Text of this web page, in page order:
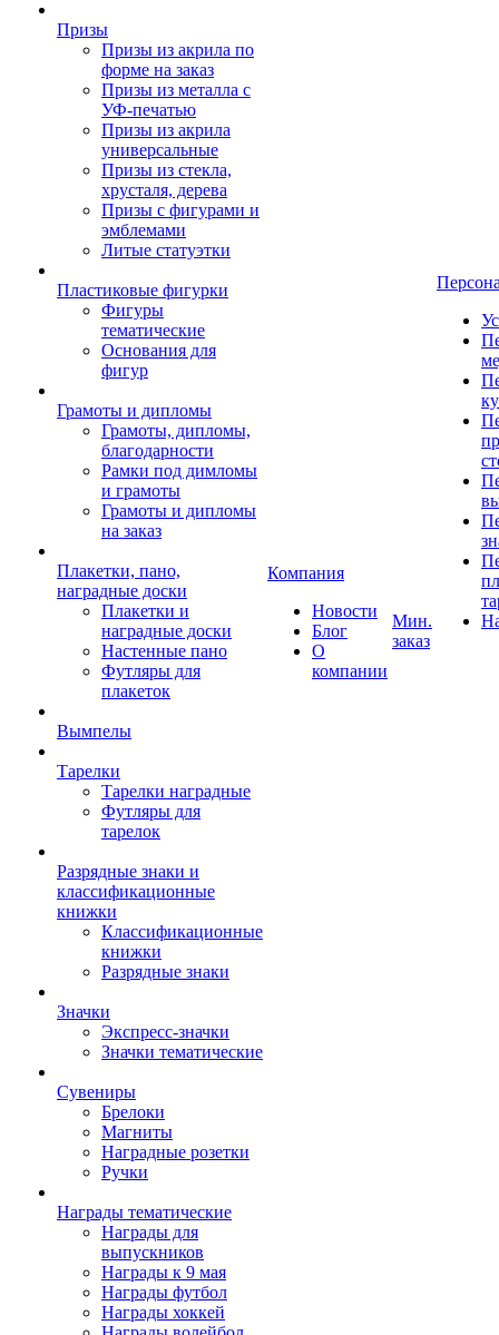
Призы
Призы из акрила по
форме на заказ
Призы из металла с
УФ-печатью
Призы из акрила
универсальные
Призы из стекла,
хрусталя, дерева
Призы с фигурами и
эмблемами
Литые статуэтки
Пластиковые фигурки
Фигуры
тематические
Основания для
фигур
Грамоты и дипломы
Грамоты, дипломы,
благодарности
Рамки под димломы
и грамоты
Грамоты и дипломы
на заказ
Плакетки, пано,
наградные доски
Плакетки и
наградные доски
Настенные пано
Футляры для
плакеток
Вымпелы
Тарелки
Тарелки наградные
Футляры для
тарелок
Разрядные знаки и
классификационные
книжки
Классификационные
книжки
Разрядные знаки
Значки
Экспресс-значки
Значки тематические
Сувениры
Брелоки
Магниты
Наградные розетки
Ручки
Награды тематические
Награды для
выпускников
Награды к 9 мая
Награды футбол
Награды хоккей
Компания
Новости
Блог
О
компании
Мин.
заказ